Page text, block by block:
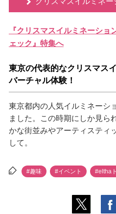
『クリスマスイルミネーシ
ェック』特集へ
東京の代表的なクリスマス
バーチャル体験！
東京都内の人気イルミネーシ
ました。この時期にしか見
かな街並みやアーティスティ
して。
#趣味 #イベント #eltha